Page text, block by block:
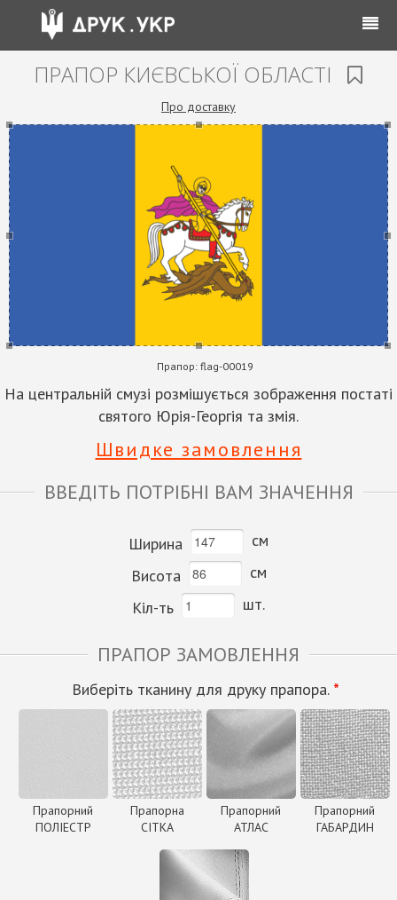
ПРАПОР КИЄВСЬКОЇ ОБЛАСТІ
Про доставку
Прапор: flag-00019
На центральній смузі розмішується зображення постаті
святого Юрія-Георгія та змія.
Швидке замовлення
ВВЕДІТЬ ПОТРІБНІ ВАМ ЗНАЧЕННЯ
Ширина
см
Висота
см
Кіл-ть
шт.
ПРАПОР ЗАМОВЛЕННЯ
Виберіть тканину для друку прапора. *
Прапорний
ПОЛІЕСТР
Прапорна
СІТКА
Прапорний
АТЛАС
Прапорний
ГАБАРДИН